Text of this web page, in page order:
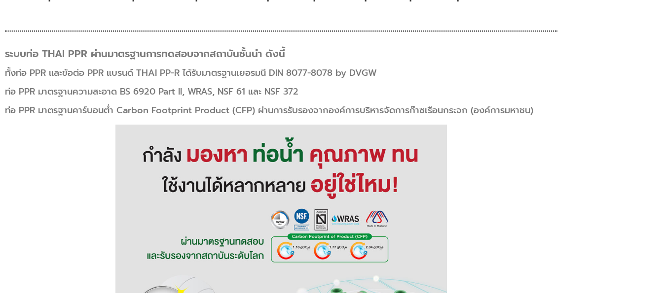
ระบบท่อ THAI PPR ผ่านมาตรฐานการทดสอบจากสถาบันชั้นนำ ดังนี้
ทั้งท่อ PPR และข้อต่อ PPR แบรนด์ THAI PP-R ได้รับมาตรฐานเยอรมนี DIN 8077-8078 by DVGW
ท่อ PPR มาตรฐานความสะอาด BS 6920 Part II, WRAS, NSF 61 และ NSF 372
ท่อ PPR มาตรฐานคาร์บอนต่ำ Carbon Footprint Product (CFP) ผ่านการรับรองจากองค์การบริหารจัดการก๊าซเรือนกระจก (องค์การมหาชน)